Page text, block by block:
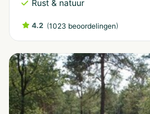
Rust & natuur
4.2 (1023 beoordelingen)